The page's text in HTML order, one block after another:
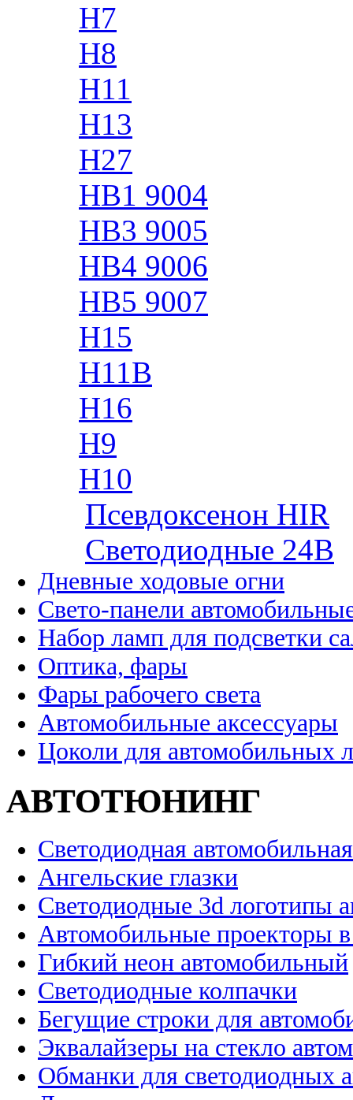
H7
H8
H11
H13
H27
HB1 9004
HB3 9005
HB4 9006
HB5 9007
H15
H11B
H16
H9
H10
Псевдоксенон HIR
Cветодиодные 24B
Дневные ходовые огни
Свето-панели
Набор ламп для подсветки
Оптика, фары
Фары рабочего света
Автомобильные аксессуары
Цоколи для автомобильных
АВТОТЮНИНГ
Светодиодная
Ангельские глазки
Светодиодные 3d логотипы
Автомобильные проекторы
Гибкий неон автомобильный
Светодиодные колпачки
Бегущие строки для
Эквалайзеры на стекло
Обманки для светодиодных